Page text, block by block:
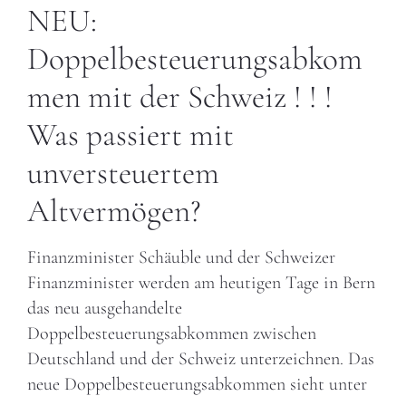
NEU:
Doppelbesteuerungsabkom
men mit der Schweiz ! ! !
Was passiert mit
unversteuertem
Altvermögen?
Finanzminister Schäuble und der Schweizer
Finanzminister werden am heutigen Tage in Bern
das neu ausgehandelte
Doppelbesteuerungsabkommen zwischen
Deutschland und der Schweiz unterzeichnen. Das
neue Doppelbesteuerungsabkommen sieht unter